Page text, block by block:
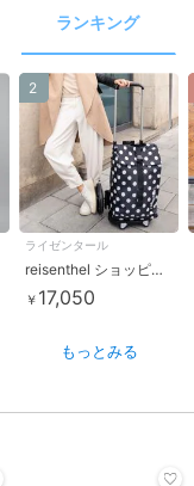
ランキング
ライゼンタール
reisenthel ショッピングカート CITY CRUISER 買い物カート
￥ 17,050
2
もっとみる